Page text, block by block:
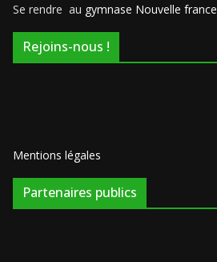
Se rendre au gymnase Nouvelle france
Rejoins-nous !
Mentions légales
Partenaires publics